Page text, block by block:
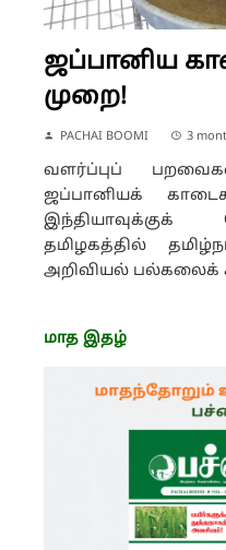
ஜப்பானிய
முறை!
PACHAI BOOMI 3
வளர்ப்புப்
ஜப்பானியக்
தமிழகத்தில்
அறிவியல் பல்கலைக்
மாத இதழ்